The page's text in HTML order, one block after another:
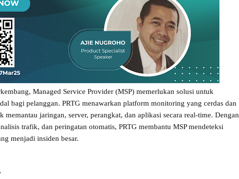
Managed Service Provider (MSP) memerlukan solusi untuk
bagi pelanggan. PRTG menawarkan platform monitoring yang cerdas dan
memantau jaringan, server, perangkat, dan aplikasi secara real-time. Dengan
trafik, dan peringatan otomatis, PRTG membantu MSP mendeteksi
menjadi insiden besar.